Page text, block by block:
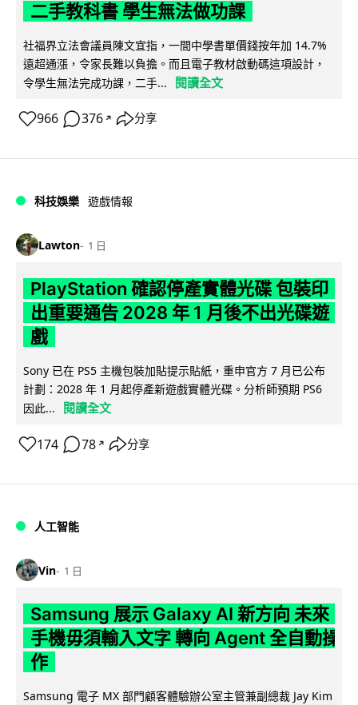
二手教科書 學生無法做功課
社福界立法會議員陳文宜指，一間中學書單價錢按年加 14.7%
遠超通漲，令家長難以負擔。而且電子教材啟動碼這項設計，
令學生無法完成功課，二手...
閱讀全文
966 376 ↗ 分享
科技娛樂 遊戲情報
Lawton 1 日
PlayStation 確認停產實體光碟 包裝印
出重要通告 2028 年 1 月後不出光碟遊
戲
Sony 已在 PS5 主機包裝加貼提示貼紙，重申官方 7 月已公布
計劃：2028 年 1 月起停產新遊戲實體光碟。分析師預期 PS6
因此...
閱讀全文
174 78 ↗ 分享
人工智能
Vin 1 日
Samsung 展示 Galaxy AI 新方向 未來
手機毋須輸入文字 轉向 Agent 全自動操
作
Samsung 電子 MX 部門顧客體驗辦公室主管兼副總裁 Jay Kim